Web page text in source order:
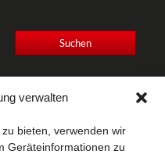
verwalten
bieten, verwenden wir
Geräteinformationen zu